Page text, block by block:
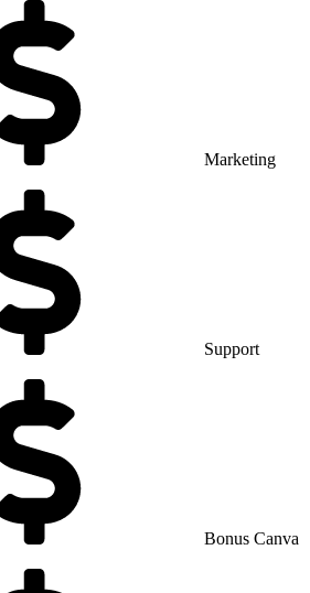
Marketing
Support
Bonus Canva